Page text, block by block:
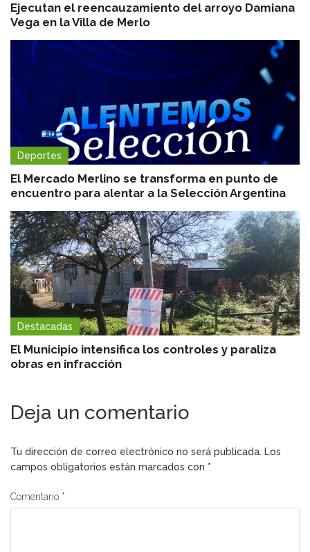
Ejecutan el reencauzamiento del arroyo Damiana
Vega en la Villa de Merlo
Deportes
El Mercado Merlino se transforma en punto de
encuentro para alentar a la Selección Argentina
Destacadas
El Municipio intensifica los controles y paraliza
obras en infracción
Deja un comentario
Tu dirección de correo electrónico no será publicada. Los
campos obligatorios están marcados con *
Comentario *